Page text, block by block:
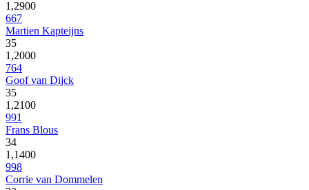
1,2900
667
Martien Kapteijns
35
1,2000
764
Goof van Dijck
35
1,2100
991
Frans Blous
34
1,1400
998
Corrie van Dommelen